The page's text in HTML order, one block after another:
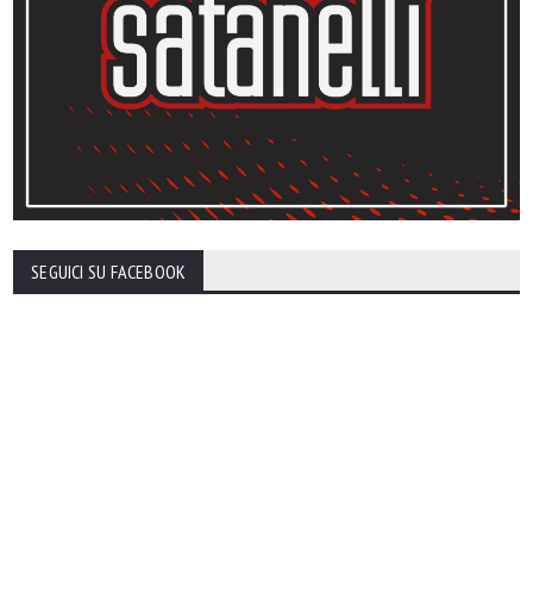
SEGUICI SU FACEBOOK